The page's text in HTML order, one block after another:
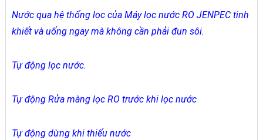
Nước qua hệ thống lọc của Máy lọc nước RO JENPEC tinh
khiết và uống ngay mà không cần phải đun sôi.
Tự động lọc nước.
Tự động Rửa màng lọc RO trước khi lọc nước
Tự động dừng khi thiếu nước